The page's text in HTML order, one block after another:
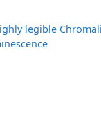
legible